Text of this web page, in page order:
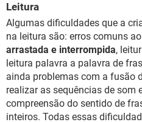
Leitura
Algumas dificuldades que a
na leitura são: erros comuns
arrastada e interrompida,
leitura palavra a palavra de
ainda problemas com a fusão
realizar as sequências de som
compreensão do sentido de
inteiros. Todas essas